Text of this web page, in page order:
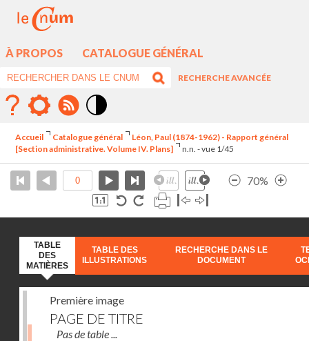
À PROPOS CATALOGUE GÉNÉRAL
RECHERCHE AVANCÉE
élévé
Accueil Catalogue général
Léon, Paul (1874-1962) - Rapport général
[Section administrative. Volume IV. Plans]
n.n. - vue 1/45
70%
TABLE
DES
MATIÈRES
TABLE DES
ILLUSTRATIONS
RECHERCHE DANS LE
DOCUMENT
Première image
PAGE DE TITRE
Pas de table ...